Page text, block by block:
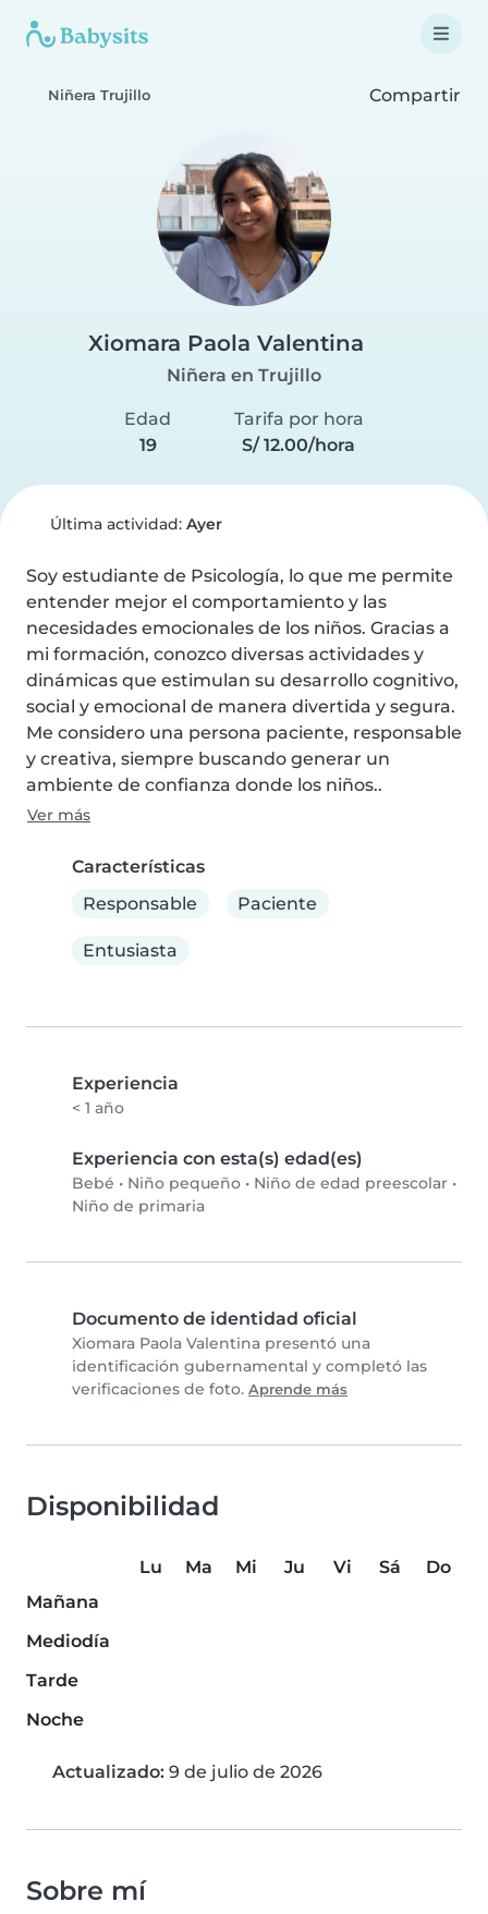
Niñera Trujillo Compartir
Xiomara Paola Valentina
Niñera en Trujillo
Edad
19
Tarifa por hora
S/ 12.00/hora
Última actividad: Ayer
Soy estudiante de Psicología, lo que me permite
entender mejor el comportamiento y las
necesidades emocionales de los niños. Gracias a
mi formación, conozco diversas actividades y
dinámicas que estimulan su desarrollo cognitivo,
social y emocional de manera divertida y segura.
Me considero una persona paciente, responsable
y creativa, siempre buscando generar un
ambiente de confianza donde los niños..
Ver más
Características
Responsable
Paciente
Entusiasta
Experiencia
< 1 año
Experiencia con esta(s) edad(es)
Bebé • Niño pequeño • Niño de edad preescolar •
Niño de primaria
Documento de identidad oficial
Xiomara Paola Valentina presentó una
identificación gubernamental y completó las
verificaciones de foto. Aprende más
Disponibilidad
Lu Ma Mi Ju Vi Sá
Do
Mañana
Mediodía
Tarde
Noche
Actualizado: 9 de julio de 2026
Sobre mí